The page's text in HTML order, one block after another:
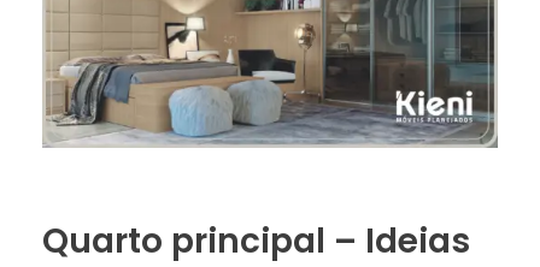
Quarto principal – Ideias